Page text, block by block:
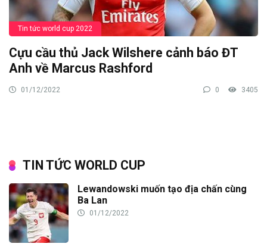
Tin tức world cup 2022
Cựu cầu thủ Jack Wilshere cảnh báo ĐT
Anh về Marcus Rashford
01/12/2022 0 3405
TIN TỨC WORLD CUP
Lewandowski muốn tạo địa chấn cùng
Ba Lan
01/12/2022